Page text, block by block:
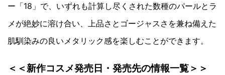
ー「18」で、いずれも計算し尽くされた数種のパールとラ
メが絶妙に溶け合い、上品さとゴージャスさを兼ね備えた
肌馴染みの良いメタリック感を楽しむことができます。
＜＜新作コスメ発売日・発売先の情報一覧＞＞